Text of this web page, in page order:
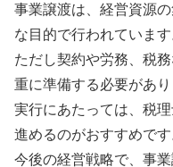
事業譲渡は、経営資源
な目的で行われています
ただし契約や労務、税
重に準備する必要があり
実行にあたっては、税
進めるのがおすすめです
今後の経営戦略で、事